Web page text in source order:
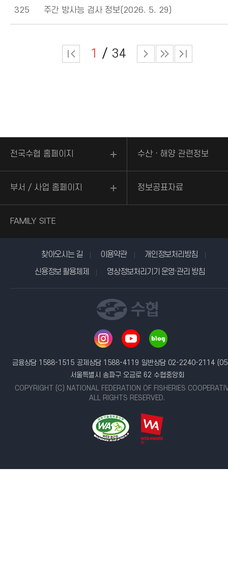
325 주간 방사능 검사 정보(2026. 5. 29)
1 34
전국수협 홈페이지 수산ㆍ해양 관련정보
부서 / 사업 홈페이지 정보공표자료
FAMILY SITE
찾아오시는 길 이용약관
개인정보처리방침
신용정보 활용체제
영상정보처리기기 운영·관리 방침
금융상담 1588-1515 공제상담 1588-4119 일반상담 02-2240-2114
서울특별시 송파구 오금로 62 수협중앙회
COPYRIGHT (C) NATIONAL FEDERATION OF FISHERIES
ALL RIGHTS RESERVED.